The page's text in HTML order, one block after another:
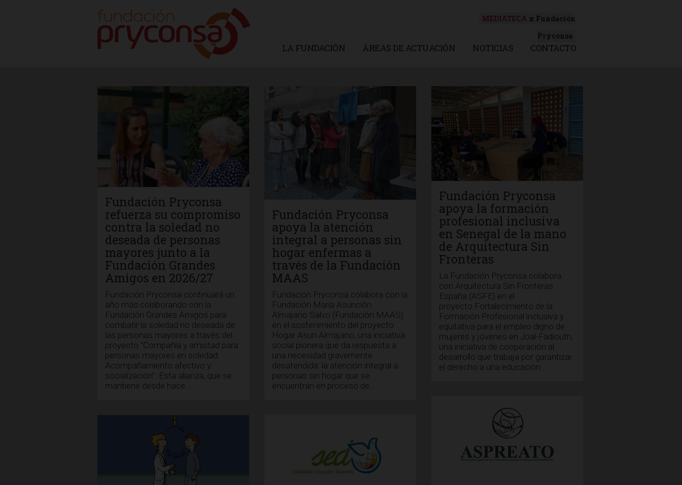
MEDIATECA x Fundación
Pryconsa
LA FUNDACIÓN ÁREAS DE ACTUACIÓN NOTICIAS CONTACTO
Fundación Pryconsa
refuerza su compromiso
contra la soledad no
deseada de personas
mayores junto a la
Fundación Grandes
Amigos en 2026/27
Fundación Pryconsa continuará un
año más colaborando con la
Fundación Grandes Amigos para
combatir la soledad no deseada de
las personas mayores a través del
proyecto “Compañía y amistad para
personas mayores en soledad.
Acompañamiento afectivo y
socialización”. Esta alianza, que se
mantiene desde hace...
Fundación Pryconsa
apoya la atención
integral a personas sin
hogar enfermas a
través de la Fundación
MAAS
Fundación Pryconsa colabora con la
Fundación María Asunción
Almajano Salvo (Fundación MAAS)
en el sostenimiento del proyecto
Hogar Asun Almajano, una iniciativa
social pionera que da respuesta a
una necesidad gravemente
desatendida: la atención integral a
personas sin hogar que se
encuentran en proceso de...
Fundación Pryconsa
apoya la formación
profesional inclusiva
en Senegal de la mano
de Arquitectura Sin
Fronteras
La Fundación Pryconsa colabora
con Arquitectura Sin Fronteras
España (ASFE) en el
proyecto Fortalecimiento de la
Formación Profesional inclusiva y
equitativa para el empleo digno de
mujeres y jóvenes en Joal-Fadiouth,
una iniciativa de cooperación al
desarrollo que trabaja por garantizar
el derecho a una educación...